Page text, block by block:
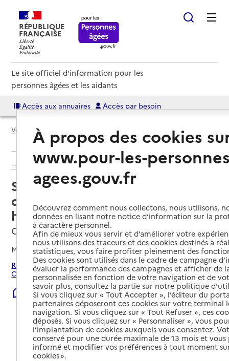
RÉPUBLIQUE
FRANÇAISE
Le site officiel d'information pour les
personnes âgées et les aidants
Accès aux annuaires Accès par besoin
Voir le fil d’Ariane
Retour aux résultats de l'annuaire
Service de soins infirmiers à
domicile – SSIAD du Centre
hospitalier Haut-Anjou
Château-Gontier-sur-Mayenne, MAYENNE
Mis à jour le08/08/2026
Rechercher les établissements et services autour de
Château-Gontier-sur-Mayenne.
Signaler une erreur
À propos des cookies
www.pour-les-
agees.gouv.fr
Découvrez comment nous collectons, nous utilisons,
données en lisant notre notice d’information sur la
à caractère personnel.
Afin de mieux vous servir et d’améliorer votre
nous utilisons des traceurs et des cookies destinés à
statistiques, vous faire profiter pleinement des
Des cookies sont utilisés dans le cadre de campagne
évaluer la performance des campagnes et afficher de
personnalisée en fonction de votre navigation et de
savoir plus, consultez la partie sur notre politique
Si vous cliquez sur « Tout Accepter », l’éditeur du
partenaires déposeront ces cookies sur votre terminal
navigation. Si vous cliquez sur « Tout Refuser », ces
déposés. Si vous cliquez sur « Personnaliser », vous
l’implantation de cookies auxquels vous consentez.
conservé pour une durée maximale de 13 mois et
informé et modifier vos préférences à tout moment
cookies ».